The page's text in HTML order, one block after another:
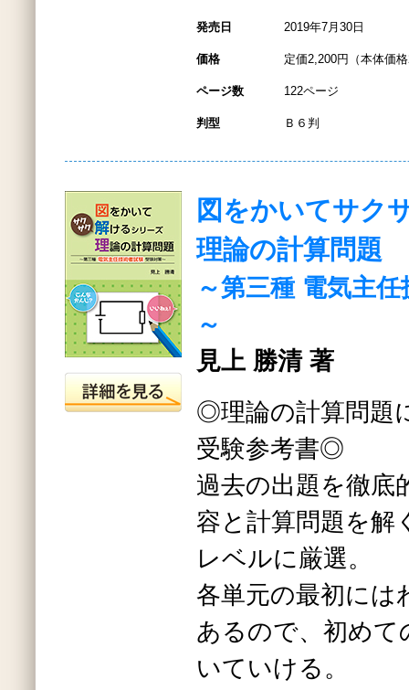
発売日 2019年7月30日
価格 定価2,200円（本体価
ページ数 122ページ
判型 Ｂ６判
図をかいてサク
理論の計算問題
～第三種 電気主
～
見上 勝清 著
◎理論の計算問題
受験参考書◎
過去の出題を徹底
容と計算問題を解
レベルに厳選。
各単元の最初には
あるので、初めて
いていける。